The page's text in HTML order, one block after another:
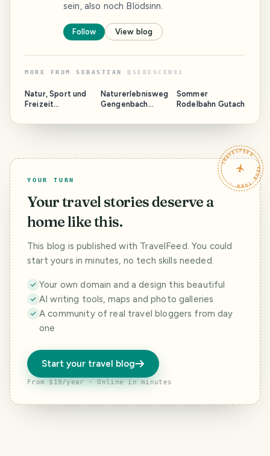
sein, also noch Blödsinn.
Follow View blog
MORE FROM SEBASTIAN @ SEBESCEN81
Natur, Sport und
Freizeit
(Deutsch/ English)
Naturerlebnisweg
Gengenbach
Hotzenplotz
Sommer
Rodelbahn Gutach
TRAVELFEED · YOUR TURN ·
YOUR TURN
Your travel stories deserve a
home like this.
This blog is published with TravelFeed. You could
start yours in minutes, no tech skills needed.
Your own domain and a design this beautiful
AI writing tools, maps and photo galleries
A community of real travel bloggers from day
one
Start your travel blog
From $19/year · Online in minutes